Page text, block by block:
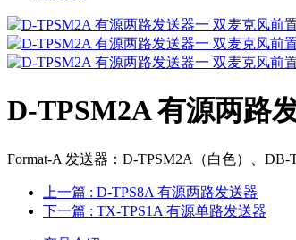
D-TPSM2A 有源两路
Format-A 发送器：D-TPSM2A（白色）、DB-
上一篇 : D-TPS8A 有源两路发送器
下一篇 : TX-TPS1A 有源单路发送器